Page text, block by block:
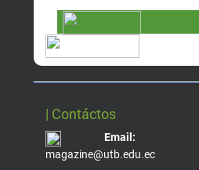
| Contáctos
Email:
magazine@utb.edu.ec